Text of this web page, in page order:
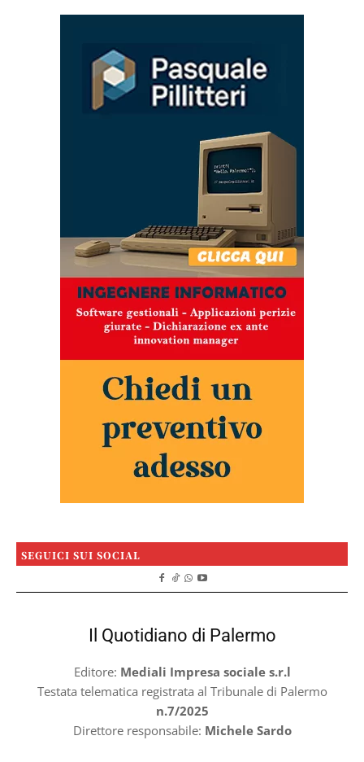
SEGUICI SUI SOCIAL
Il Quotidiano di Palermo
Editore: Mediali Impresa sociale s.r.l
Testata telematica registrata al Tribunale di Palermo
n.7/2025
Direttore responsabile: Michele Sardo